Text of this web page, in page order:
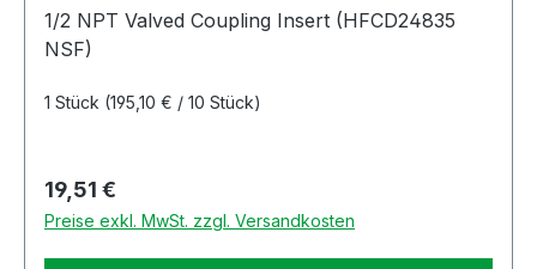
1/2 NPT Valved Coupling Insert (HFCD24835
NSF)
1 Stück (195,10 € / 10 Stück)
Regulärer Preis:
19,51 €
Preise exkl. MwSt. zzgl. Versandkosten